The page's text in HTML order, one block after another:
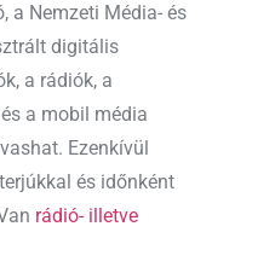
a Nemzeti Média- és
digitális
a rádiók, a
a mobil média
Ezenkívül
és időnként
rádió- illetve